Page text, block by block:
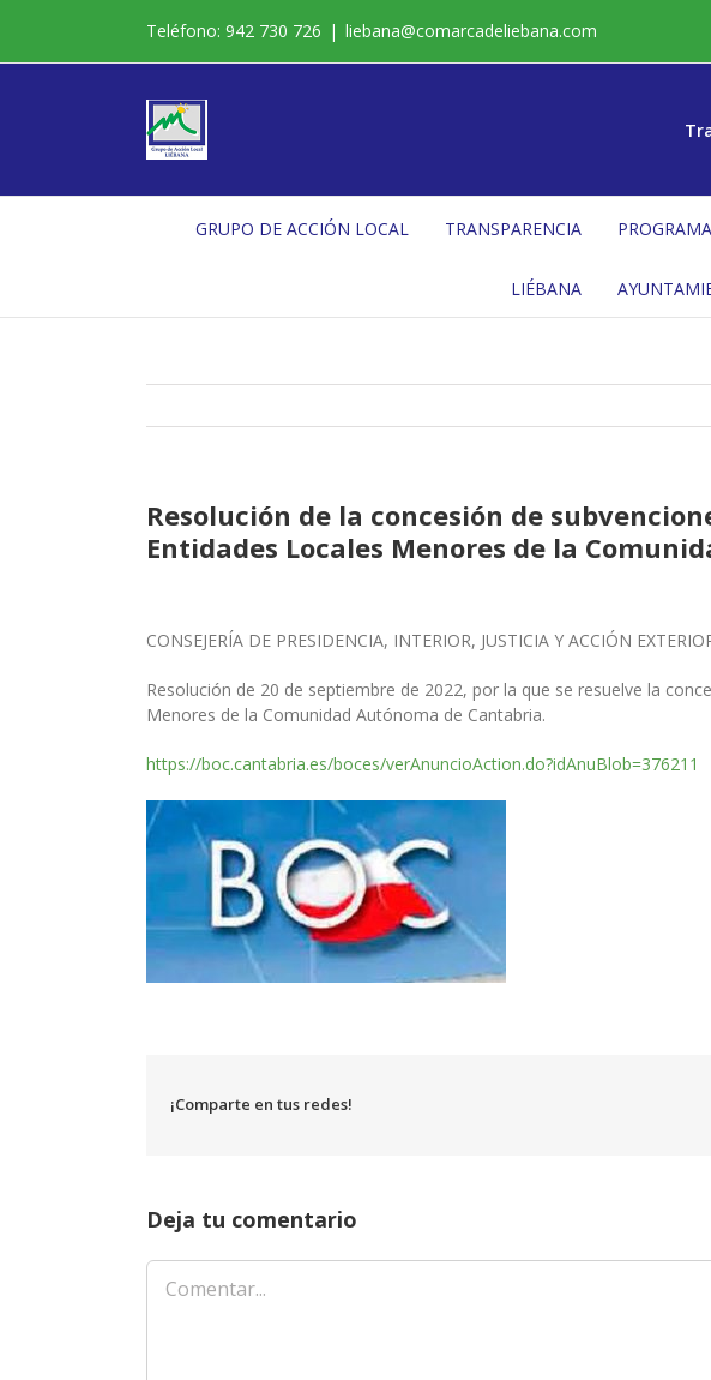
contenido
Teléfono: 942 730 726 | liebana@comarcadeliebana.com
GRUPO DE ACCIÓN LOCAL TRANSPARENCIA
LIÉBANA
Resolución de la concesión de
Entidades Locales Menores de la
CONSEJERÍA DE PRESIDENCIA, INTERIOR, JUSTICIA Y ACCIÓN
Resolución de 20 de septiembre de 2022, por la que se resuelve la
Menores de la Comunidad Autónoma de Cantabria.
https://boc.cantabria.es/boces/verAnuncioAction.do?idAnuBlob=376211
¡Comparte en tus redes!
Deja tu comentario
Comentar